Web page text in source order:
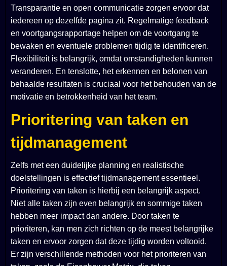
Transparantie en open communicatie zorgen ervoor dat
iedereen op dezelfde pagina zit. Regelmatige feedback
en voortgangsrapportage helpen om de voortgang te
bewaken en eventuele problemen tijdig te identificeren.
Flexibiliteit is belangrijk, omdat omstandigheden kunnen
veranderen. En tenslotte, het erkennen en belonen van
behaalde resultaten is cruciaal voor het behouden van de
motivatie en betrokkenheid van het team.
Prioritering van taken en
tijdmanagement
Zelfs met een duidelijke planning en realistische
doelstellingen is effectief tijdmanagement essentieel.
Prioritering van taken is hierbij een belangrijk aspect.
Niet alle taken zijn even belangrijk en sommige taken
hebben meer impact dan andere. Door taken te
prioriteren, kan men zich richten op de meest belangrijke
taken en ervoor zorgen dat deze tijdig worden voltooid.
Er zijn verschillende methoden voor het prioriteren van